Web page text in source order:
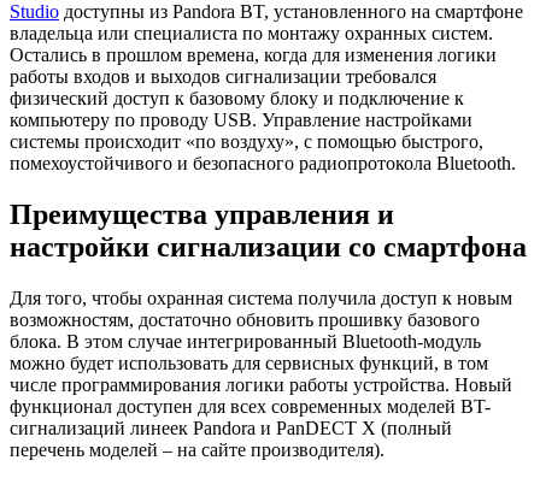
Studio доступны из Pandora BT, установленного на смартфоне
владельца или специалиста по монтажу охранных систем.
Остались в прошлом времена, когда для изменения логики
работы входов и выходов сигнализации требовался
физический доступ к базовому блоку и подключение к
компьютеру по проводу USB. Управление настройками
системы происходит «по воздуху», с помощью быстрого,
помехоустойчивого и безопасного радиопротокола Bluetooth.
Преимущества управления и
настройки сигнализации со смартфона
Для того, чтобы охранная система получила доступ к новым
возможностям, достаточно обновить прошивку базового
блока. В этом случае интегрированный Bluetooth-модуль
можно будет использовать для сервисных функций, в том
числе программирования логики работы устройства. Новый
функционал доступен для всех современных моделей BT-
сигнализаций линеек Pandora и PanDECT X (полный
перечень моделей – на сайте производителя).